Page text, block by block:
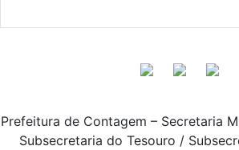
Prefeitura de Contagem – Secretaria
Subsecretaria do Tesouro /